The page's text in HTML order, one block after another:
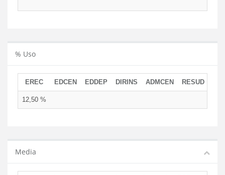
% Uso
EREC EDCEN EDDEP DIRINS ADMCEN RESUD
12,50 %
Media